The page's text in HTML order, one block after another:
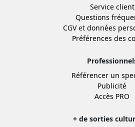
Service client
Questions
CGVet données
Préférences des
Référencer un
Publicité
Accès PRO
+ de sorties